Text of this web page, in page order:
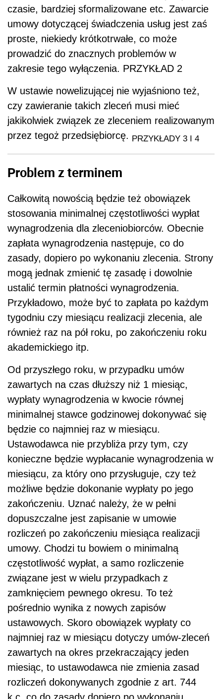
czasie, bardziej sformalizowane etc. Zawarcie
umowy dotyczącej świadczenia usług jest zaś
proste, niekiedy krótkotrwałe, co może
prowadzić do znacznych problemów w
zakresie tego wyłączenia. PRZYKŁAD 2
W ustawie nowelizującej nie wyjaśniono też,
czy zawieranie takich zleceń musi mieć
jakikolwiek związek ze zleceniem realizowanym
przez tegoż przedsiębiorcę. PRZYKŁADY 3 I 4
Problem z terminem
Całkowitą nowością będzie też obowiązek
stosowania minimalnej częstotliwości wypłat
wynagrodzenia dla zleceniobiorców. Obecnie
zapłata wynagrodzenia następuje, co do
zasady, dopiero po wykonaniu zlecenia. Strony
mogą jednak zmienić tę zasadę i dowolnie
ustalić termin płatności wynagrodzenia.
Przykładowo, może być to zapłata po każdym
tygodniu czy miesiącu realizacji zlecenia, ale
również raz na pół roku, po zakończeniu roku
akademickiego itp.
Od przyszłego roku, w przypadku umów
zawartych na czas dłuższy niż 1 miesiąc,
wypłaty wynagrodzenia w kwocie równej
minimalnej stawce godzinowej dokonywać się
będzie co najmniej raz w miesiącu.
Ustawodawca nie przybliża przy tym, czy
konieczne będzie wypłacanie wynagrodzenia w
miesiącu, za który ono przysługuje, czy też
możliwe będzie dokonanie wypłaty po jego
zakończeniu. Uznać należy, że w pełni
dopuszczalne jest zapisanie w umowie
rozliczeń po zakończeniu miesiąca realizacji
umowy. Chodzi tu bowiem o minimalną
częstotliwość wypłat, a samo rozliczenie
związane jest w wielu przypadkach z
zamknięciem pewnego okresu. To też
pośrednio wynika z nowych zapisów
ustawowych. Skoro obowiązek wypłaty co
najmniej raz w miesiącu dotyczy umów-zleceń
zawartych na okres przekraczający jeden
miesiąc, to ustawodawca nie zmienia zasad
rozliczeń dokonywanych zgodnie z art. 744